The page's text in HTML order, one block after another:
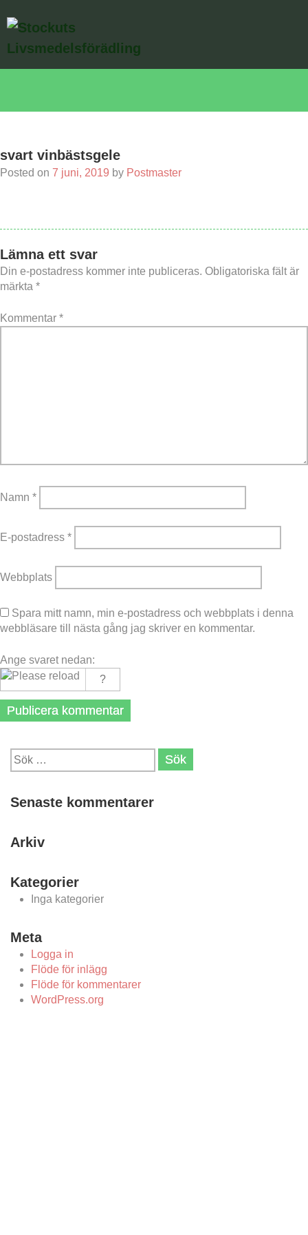
to
svart vinbästsgele
Posted on 7 juni, 2019 by Postmaster
Lämna ett svar
Din e-postadress kommer inte publiceras. Obligatoriska fält är
märkta *
Kommentar *
Namn *
E-postadress *
Webbplats
Spara mitt namn, min e-postadress och webbplats i denna
webbläsare till nästa gång jag skriver en kommentar.
Ange svaret nedan:
Sök
efter:
Senaste kommentarer
Arkiv
Kategorier
Inga kategorier
Meta
Logga in
Flöde för inlägg
Flöde för kommentarer
WordPress.org
Välkommen
Gårdsförsäljning
Sortiment